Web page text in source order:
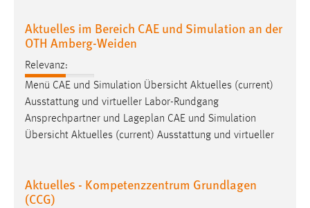
Aktuelles im Bereich CAE und Simulation an der
OTH Amberg-Weiden
Relevanz:
Menü CAE und Simulation Übersicht Aktuelles (current)
Ausstattung und virtueller Labor-Rundgang
Ansprechpartner und Lageplan CAE und Simulation
Übersicht Aktuelles (current) Ausstattung und virtueller
Aktuelles - Kompetenzzentrum Grundlagen
(CCG)